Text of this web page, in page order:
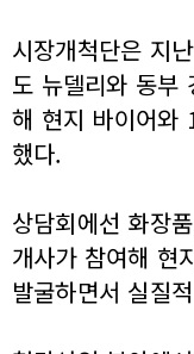
시장개척단은 지
도 뉴델리와 동부
해 현지 바이어와
했다.
상담회에선 화장
개사가 참여해 현
발굴하면서 실질